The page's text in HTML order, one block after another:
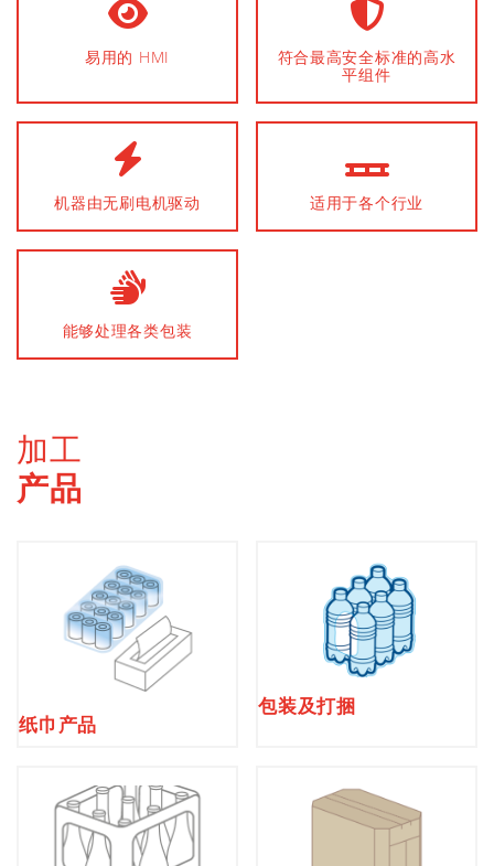
易用的 HMI
符合最高安全标准的高水
平组件
机器由无刷电机驱动 适用于各个行业
能够处理各类包装
加工
产品
纸巾产品
包装及打捆